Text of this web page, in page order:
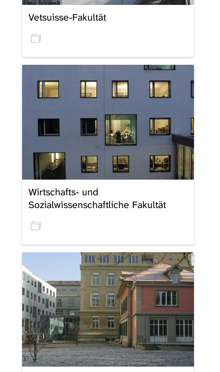
Vetsuisse-Fakultät
Wirtschafts- und
Sozialwissenschaftliche Fakultät